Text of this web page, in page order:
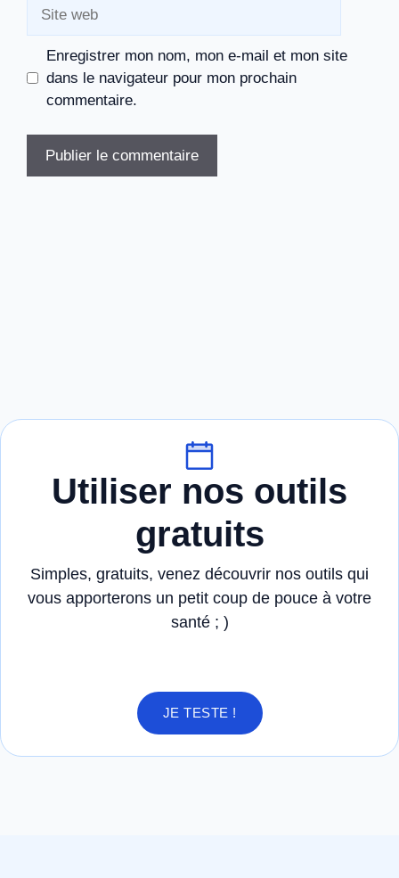
Enregistrer mon nom, mon e-mail et mon site
dans le navigateur pour mon prochain
commentaire.
Utiliser nos outils
gratuits
Simples, gratuits, venez découvrir nos outils qui
vous apporterons un petit coup de pouce à votre
santé ; )
JE TESTE !